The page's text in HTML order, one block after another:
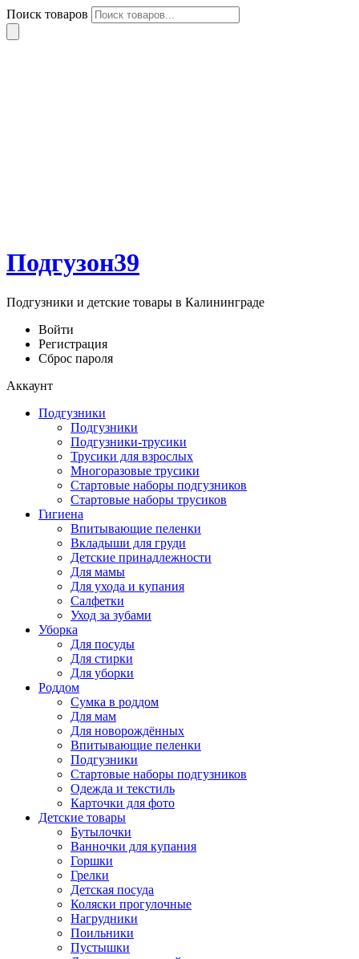
Поиск товаров
Подгузон39
Подгузники и детские товары в Калининграде
Войти
Регистрация
Сброс пароля
Аккаунт
Подгузники
Подгузники
Подгузники-трусики
Трусики для взрослых
Многоразовые трусики
Стартовые наборы подгузников
Стартовые наборы трусиков
Гигиена
Впитывающие пеленки
Вкладыши для груди
Детские принадлежности
Для мамы
Для ухода и купания
Салфетки
Уход за зубами
Уборка
Для посуды
Для стирки
Для уборки
Роддом
Сумка в роддом
Для мам
Для новорождённых
Впитывающие пеленки
Подгузники
Стартовые наборы подгузников
Одежда и текстиль
Карточки для фото
Детские товары
Бутылочки
Ванночки для купания
Горшки
Грелки
Детская посуда
Коляски прогулочные
Нагрудники
Поильники
Пустышки